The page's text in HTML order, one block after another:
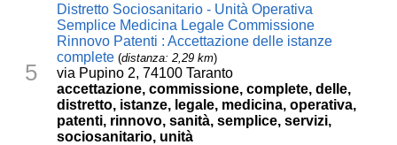
5
Distretto Sociosanitario - Unità Operativa
Semplice Medicina Legale Commissione
Rinnovo Patenti : Accettazione delle istanze
complete (distanza: 2,29 km)
via Pupino 2, 74100 Taranto
accettazione, commissione, complete, delle,
distretto, istanze, legale, medicina, operativa,
patenti, rinnovo, sanità, semplice, servizi,
sociosanitario, unità